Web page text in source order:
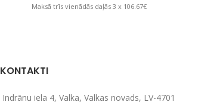
Maksā trīs vienādās daļās 3 x 106.67€
KONTAKTI
Indrānu iela 4, Valka, Valkas novads, LV-4701